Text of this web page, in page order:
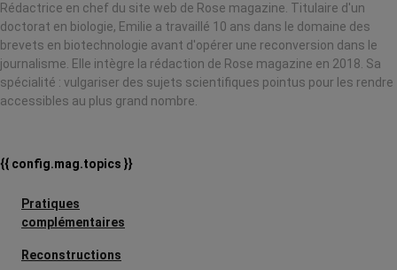
Rédactrice en chef du site web de Rose magazine. Titulaire d'un
doctorat en biologie, Emilie a travaillé 10 ans dans le domaine des
brevets en biotechnologie avant d'opérer une reconversion dans le
journalisme. Elle intègre la rédaction de Rose magazine en 2018. Sa
spécialité : vulgariser des sujets scientifiques pointus pour les rendre
accessibles au plus grand nombre.
{{ config.mag.topics }}
Pratiques
complémentaires
Reconstructions